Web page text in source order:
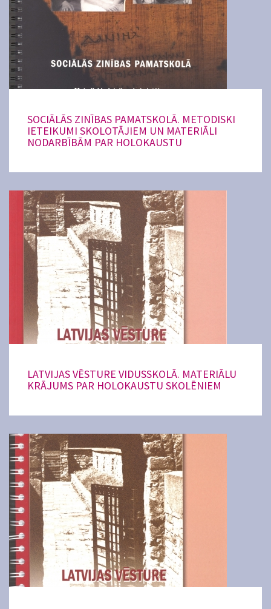
SOCIĀLĀS ZINĪBAS PAMATSKOLĀ. METODISKI
IETEIKUMI SKOLOTĀJIEM UN MATERIĀLI
NODARBĪBĀM PAR HOLOKAUSTU
LATVIJAS VĒSTURE VIDUSSKOLĀ. MATERIĀLU
KRĀJUMS PAR HOLOKAUSTU SKOLĒNIEM